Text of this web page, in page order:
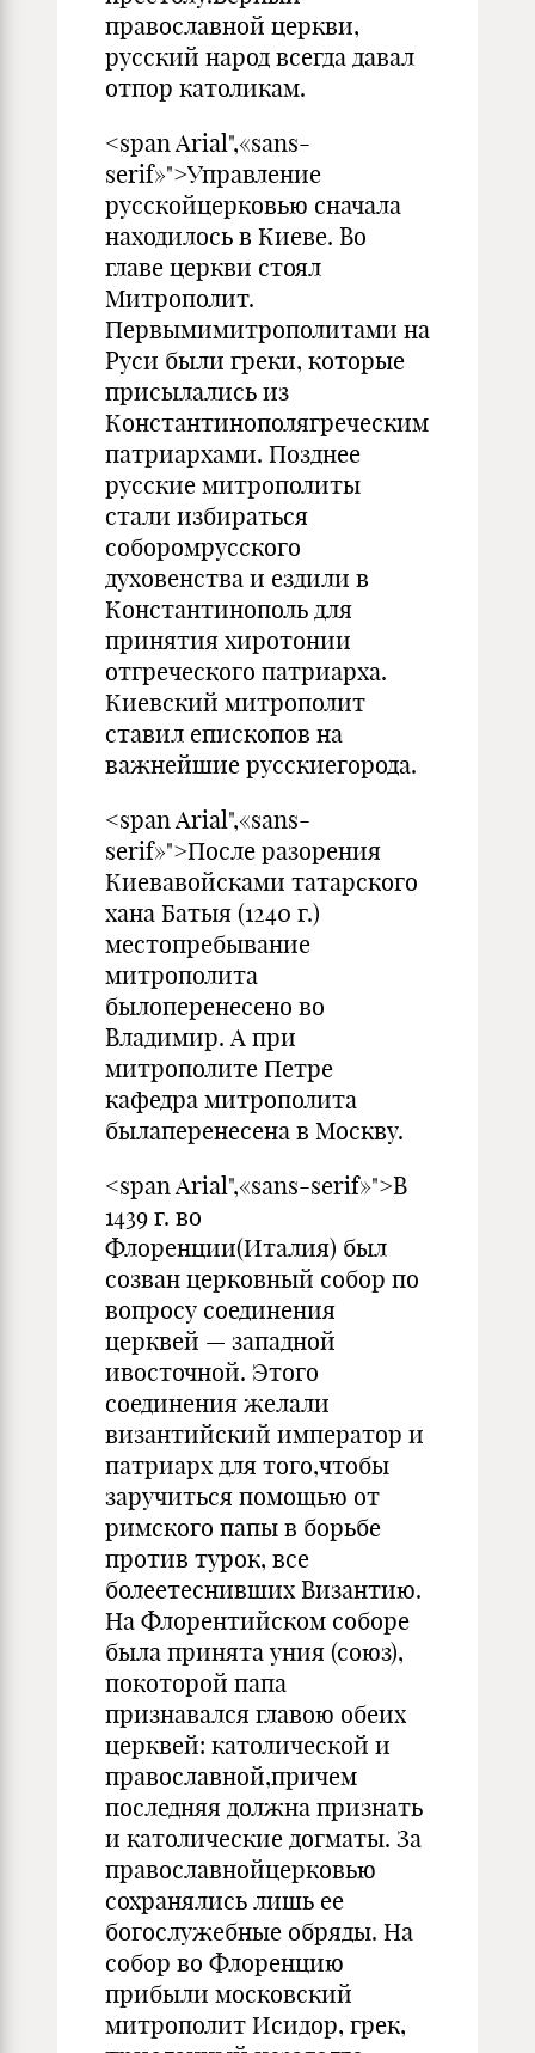
православной церкви,
русский народ всегда давал
отпор католикам.
<span Arial",«sans-
serif»">Управление
русскойцерковью сначала
находилось в Киеве. Во
главе церкви стоял
Митрополит.
Первымимитрополитами на
Руси были греки, которые
присылались из
Константинополягреческим
патриархами. Позднее
русские митрополиты
стали избираться
соборомрусского
духовенства и ездили в
Константинополь для
принятия хиротонии
отгреческого патриарха.
Киевский митрополит
ставил епископов на
важнейшие русскиегорода.
<span Arial",«sans-
serif»">После разорения
Киевавойсками татарского
хана Батыя (1240 г.)
местопребывание
митрополита
былоперенесено во
Владимир. А при
митрополите Петре
кафедра митрополита
былаперенесена в Москву.
<span Arial",«sans-serif»">В
1439 г. во
Флоренции(Италия) был
созван церковный собор по
вопросу соединения
церквей — западной
ивосточной. Этого
соединения желали
византийский император и
патриарх для того,чтобы
заручиться помощью от
римского папы в борьбе
против турок, все
болеетеснивших Византию.
На Флорентийском соборе
была принята уния (союз),
покоторой папа
признавался главою обеих
церквей: католической и
православной,причем
последняя должна признать
и католические догматы. За
православнойцерковью
сохранялись лишь ее
богослужебные обряды. На
собор во Флоренцию
прибыли московский
митрополит Исидор, грек,